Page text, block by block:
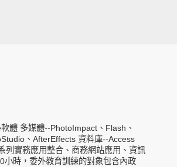
體 多媒體--PhotoImpact、Flash、
、AfterEffects 資料庫--Access
列實務應用整合、商務網站應用、資訊
時，委外教育訓練的對象包含內政